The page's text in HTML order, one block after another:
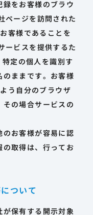
をお客様のブラウ
ページを訪問された
客様であることを
ービスを提供するた
定の個人を識別す
ままです。お客様
う自分のブラウザ
の場合サービスの
お客様が容易に認
取得は、行ってお
ついて
が保有する開示対象